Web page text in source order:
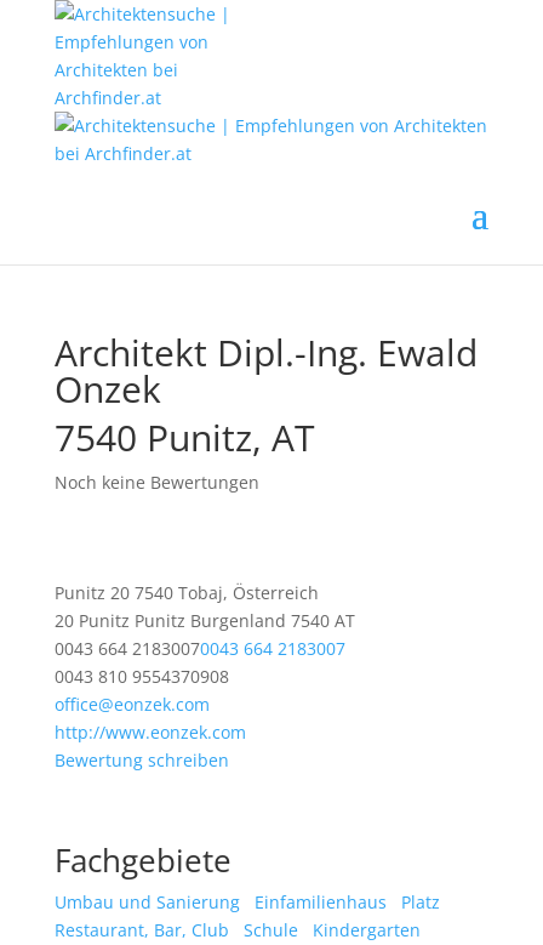
Architekt Dipl.-Ing. Ewald
Onzek
7540 Punitz, AT
Noch keine Bewertungen
Punitz 20 7540 Tobaj, Österreich
20 Punitz Punitz Burgenland 7540 AT
0043 664 21830070043 664 2183007
0043 810 9554370908
office@eonzek.com
http://www.eonzek.com
Bewertung schreiben
Fachgebiete
Umbau und Sanierung Einfamilienhaus
Platz
Restaurant, Bar, Club
Schule
Kindergarten